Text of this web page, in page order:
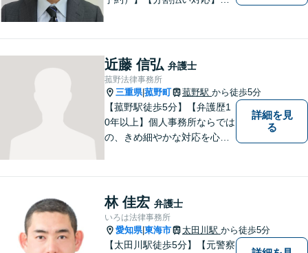
して、一緒に解決方法を考え
る手助けをさせていただけれ
ばと思いますので、お気軽に
ご相談ください。
近藤 信弘 弁護士
菰野法律事務所
三重県|菰野町 菰野駅 から徒歩5分
【菰野駅徒歩5分】【弁護歴1
0年以上】個人事務所ならでは
の、きめ細やかな対応を心が
行います！【完全個室】
詳細を見
る
林 佳宏 弁護士
いろは法律事務所
愛知県|東海市 太田川駅 から徒歩5分
【太田川駅徒歩5分】【元警察